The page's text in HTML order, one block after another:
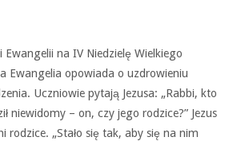
na IV Niedzielę Wielkiego
Ewangelia opowiada o uzdrowieniu
Uczniowie pytają Jezusa: „Rabbi, kto
niewidomy – on, czy jego rodzice?” Jezus
rodzice. „Stało się tak, aby się na nim